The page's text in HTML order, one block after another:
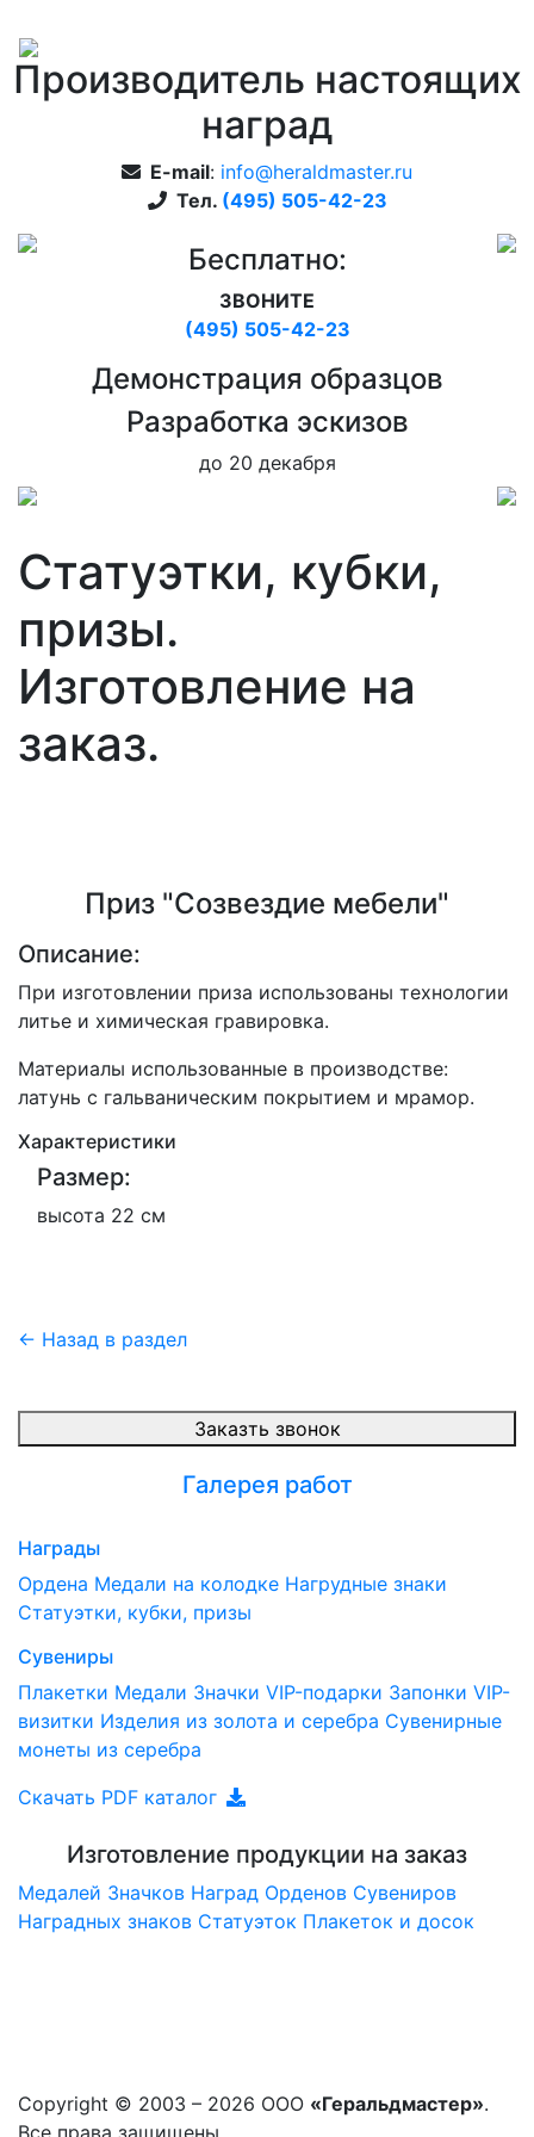
Производитель настоящих
наград
E-mail: info@heraldmaster.ru
Тел. (495) 505-42-23
Бесплатно:
ЗВОНИТЕ
(495) 505-42-23
Дeмонстрация образцов
Pазработка эскизов
до 20 декабря
Статуэтки, кубки,
призы.
Изготовление на
заказ.
Приз "Созвездие мебели"
Описание:
При изготовлении приза использованы технологии
литье и химическая гравировка.
Материалы использованные в производстве:
латунь с гальваническим покрытием и мрамор.
Характеристики
Размер:
высота 22 см
← Назад в раздел
Заказть звонок
Галерея работ
Награды
Ордена Медали на колодке Нагрудные знаки
Статуэтки, кубки, призы
Сувениры
Плакетки Медали Значки VIP-подарки Запонки VIP-
визитки Изделия из золота и серебра Сувенирные
монеты из серебра
Скачать PDF каталог
Изготовление продукции на заказ
Медалей Значков Наград Орденов Сувениров
Наградныx знаков Статуэток Плакеток и досок
Copyright © 2003 – 2026 ООО «Геральдмастер».
Все права защищены.